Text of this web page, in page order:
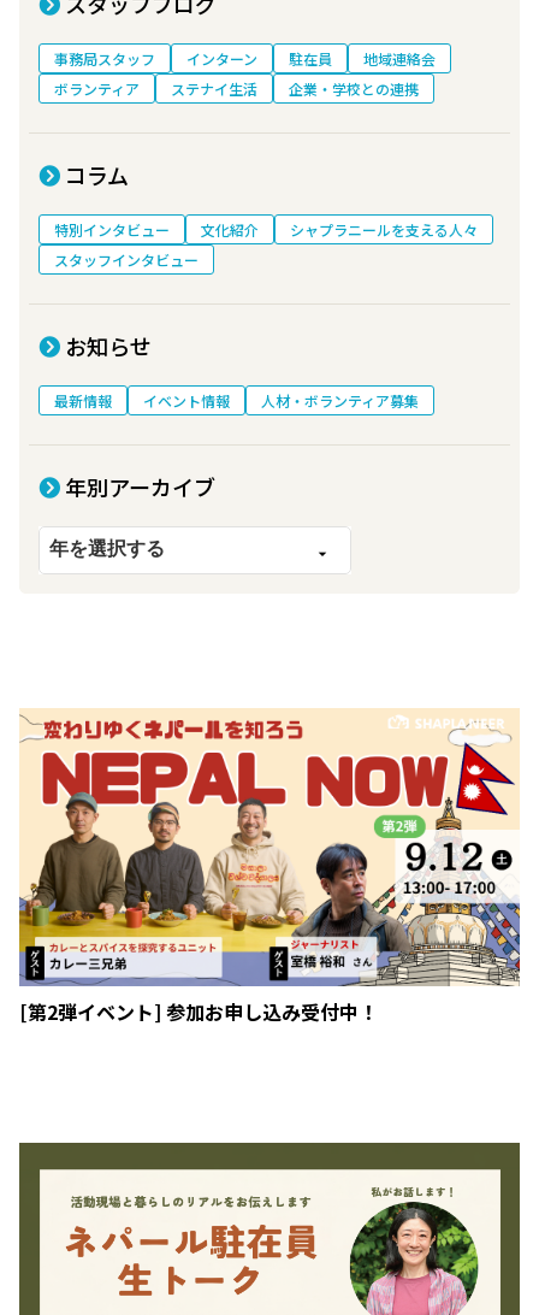
事務局スタッフ インターン 駐在員
地域連絡会
ボランティア
ステナイ生活 企業・学校との連携
コラム
特別インタビュー 文化紹介
シャプラニールを支える人々
スタッフインタビュー
お知らせ
最新情報 イベント情報 人材・ボランティア募集
年別アーカイブ
[第2弾イベント] 参加お申し込み受付中！